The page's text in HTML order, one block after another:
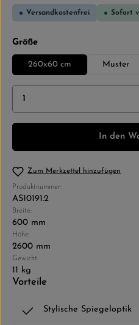
Versandkostenfrei Sofort
Größeauswählen
260x60 cm Muster
Produkt Anzahl: Gib
In den
Zum Merkzettel hinzufügen
Produktnummer:
AS10191.2
Breite:
600 mm
Höhe:
2600 mm
Gewicht:
11 kg
Vorteile
Stylische Spiegeloptik